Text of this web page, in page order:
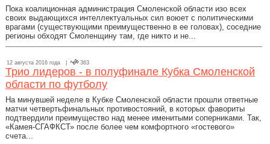
Пока коалиционная администрация Смоленской области изо всех
своих выдающихся интеллектуальных сил воюет с политическими
врагами (существующими преимущественно в ее головах), соседние
регионы обходят Смоленщину там, где никто и не...
12 августа 2016 года | 363
Трио лидеров - в полуфинале Кубка Смоленской
области по футболу
На минувшей неделе в Кубке Смоленской области прошли ответные
матчи четвертьфинальных противостояний, в которых фавориты
подтвердили преимущество над менее именитыми соперниками. Так,
«Камея-СГАФКСТ» после более чем комфортного «гостевого»
счета...